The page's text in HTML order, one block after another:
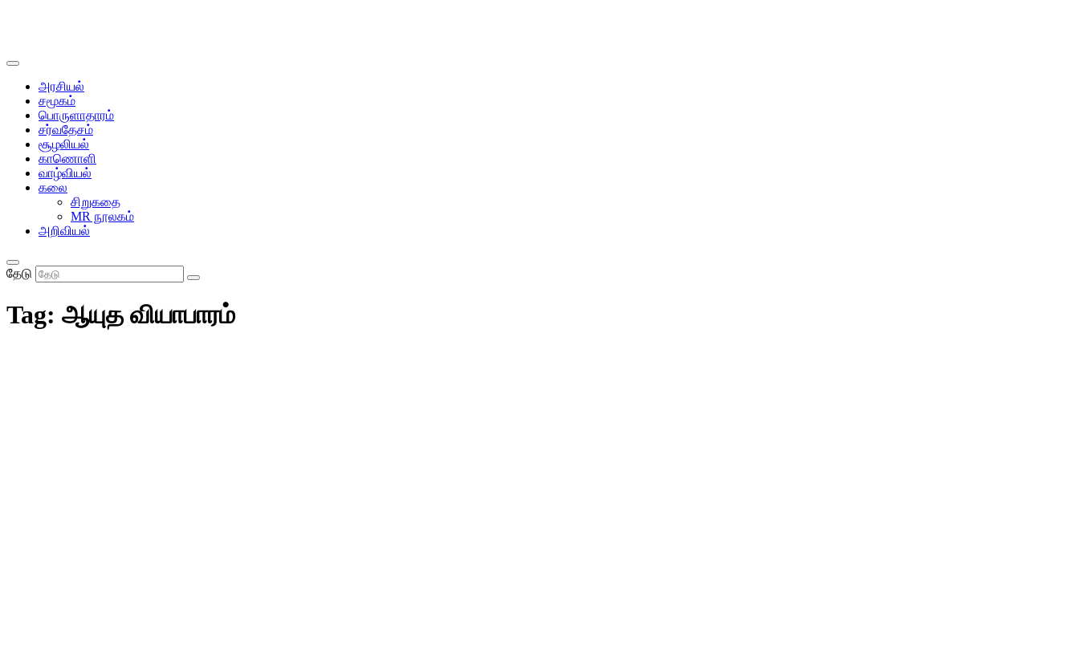
அரசியல்
சமூகம்
பொருளாதாரம்
சர்வதேசம்
சூழலியல்
காணொளி
வாழ்வியல்
கலை
சிறுகதை
MR நூலகம்
அறிவியல்
தேடு
Tag: ஆயுத வியாபாரம்